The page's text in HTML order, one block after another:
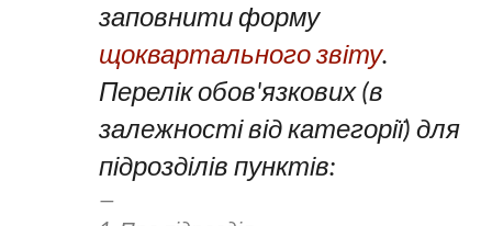
заповнити форму
щоквартального звіту.
Перелік обов'язкових (в
залежності від категорії) для
підрозділів пунктів: